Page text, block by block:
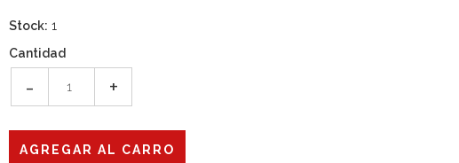
Stock: 1
Cantidad
- +